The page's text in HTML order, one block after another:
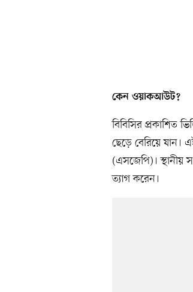
কেন ওয়াকআউট?
বিবিসির প্রকাশিত
ছেড়ে বেরিয়ে যান।
(এসজেপি)। স্থানীয়
ত্যাগ করেন।